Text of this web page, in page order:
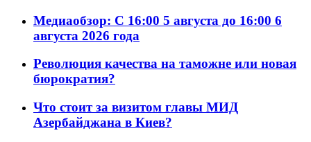
Медиаобзор: С 16:00 5 августа до 16:00 6
августа 2026 года
Революция качества на таможне или новая
бюрократия?
Что стоит за визитом главы МИД
Азербайджана в Киев?